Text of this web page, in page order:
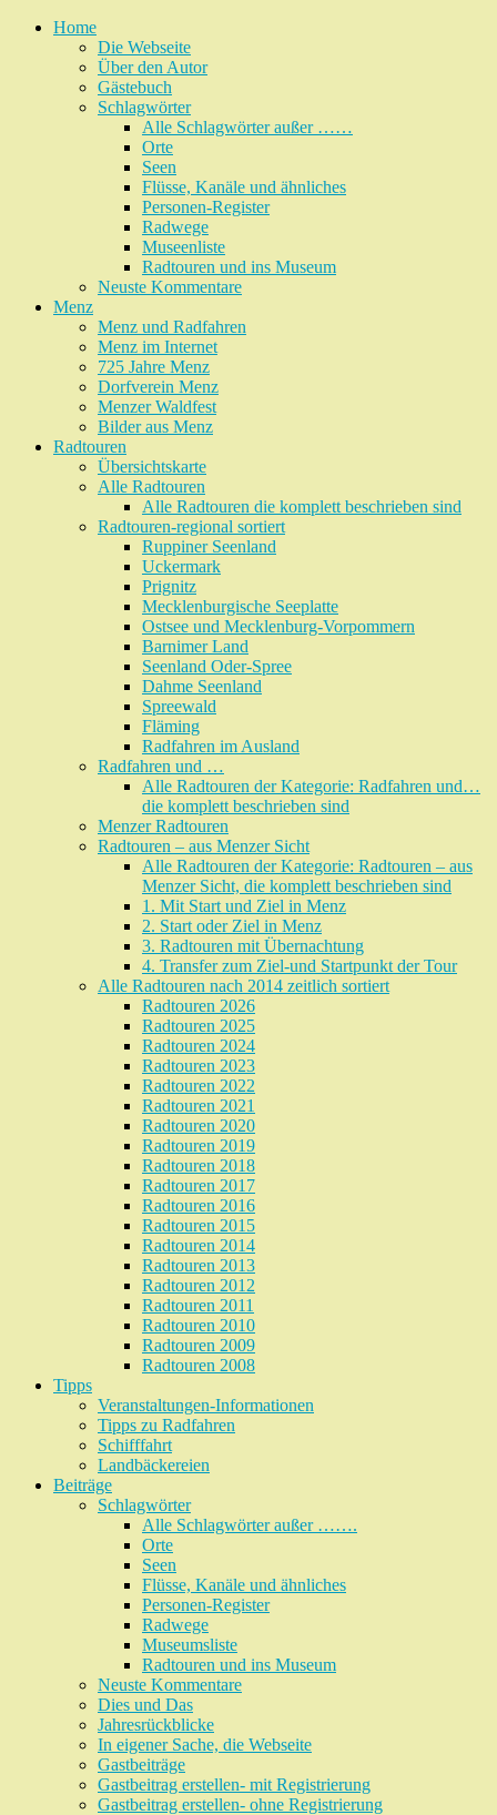
Home
Die Webseite
Über den Autor
Gästebuch
Schlagwörter
Alle Schlagwörter außer ……
Orte
Seen
Flüsse, Kanäle und ähnliches
Personen-Register
Radwege
Museenliste
Radtouren und ins Museum
Neuste Kommentare
Menz
Menz und Radfahren
Menz im Internet
725 Jahre Menz
Dorfverein Menz
Menzer Waldfest
Bilder aus Menz
Radtouren
Übersichtskarte
Alle Radtouren
Alle Radtouren die komplett beschrieben sind
Radtouren-regional sortiert
Ruppiner Seenland
Uckermark
Prignitz
Mecklenburgische Seeplatte
Ostsee und Mecklenburg-Vorpommern
Barnimer Land
Seenland Oder-Spree
Dahme Seenland
Spreewald
Fläming
Radfahren im Ausland
Radfahren und …
Alle Radtouren der Kategorie: Radfahren und…
die komplett beschrieben sind
Menzer Radtouren
Radtouren – aus Menzer Sicht
Alle Radtouren der Kategorie: Radtouren – aus
Menzer Sicht, die komplett beschrieben sind
1. Mit Start und Ziel in Menz
2. Start oder Ziel in Menz
3. Radtouren mit Übernachtung
4. Transfer zum Ziel-und Startpunkt der Tour
Alle Radtouren nach 2014 zeitlich sortiert
Radtouren 2026
Radtouren 2025
Radtouren 2024
Radtouren 2023
Radtouren 2022
Radtouren 2021
Radtouren 2020
Radtouren 2019
Radtouren 2018
Radtouren 2017
Radtouren 2016
Radtouren 2015
Radtouren 2014
Radtouren 2013
Radtouren 2012
Radtouren 2011
Radtouren 2010
Radtouren 2009
Radtouren 2008
Tipps
Veranstaltungen-Informationen
Tipps zu Radfahren
Schifffahrt
Landbäckereien
Beiträge
Schlagwörter
Alle Schlagwörter außer …….
Orte
Seen
Flüsse, Kanäle und ähnliches
Personen-Register
Radwege
Museumsliste
Radtouren und ins Museum
Neuste Kommentare
Dies und Das
Jahresrückblicke
In eigener Sache, die Webseite
Gastbeiträge
Gastbeitrag erstellen- mit Registrierung
Gastbeitrag erstellen- ohne Registrierung